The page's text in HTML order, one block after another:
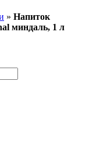
» Напиток
миндаль, 1 л